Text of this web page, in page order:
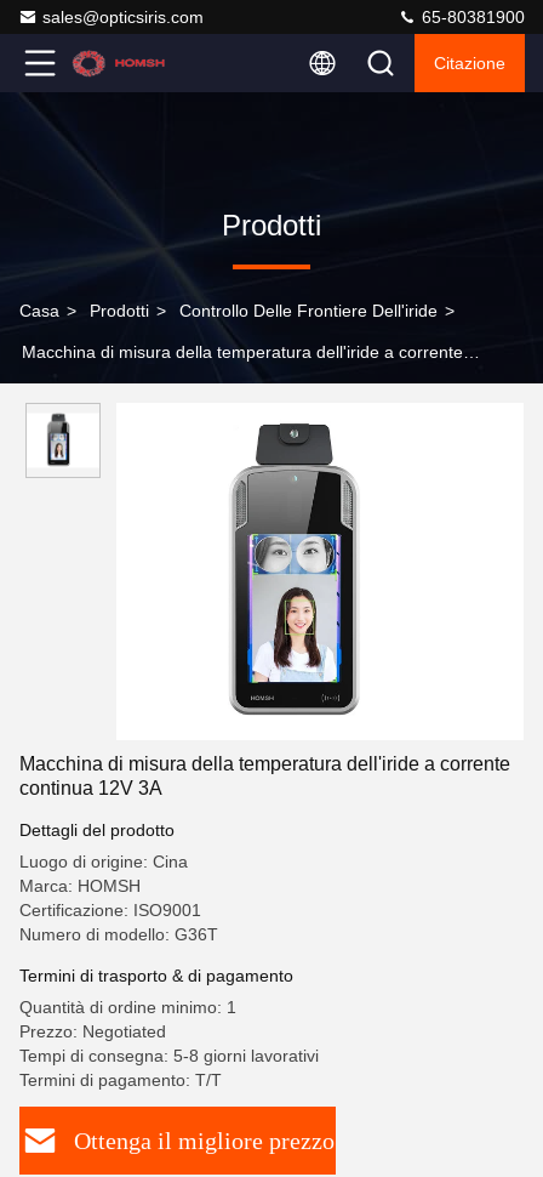
sales@opticsiris.com 65-80381900
Citazione
Prodotti
Casa > Prodotti > Controllo Delle Frontiere Dell'iride >
Macchina di misura della temperatura dell'iride a corrente
Macchina di misura della temperatura dell'iride a corrente
continua 12V 3A
Dettagli del prodotto
Luogo di origine: Cina
Marca: HOMSH
Certificazione: ISO9001
Numero di modello: G36T
Termini di trasporto & di pagamento
Quantità di ordine minimo: 1
Prezzo: Negotiated
Tempi di consegna: 5-8 giorni lavorativi
Termini di pagamento: T/T
Ottenga il migliore prezzo